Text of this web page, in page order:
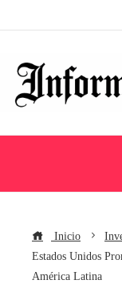
Inicio
Estados Unidos
América Latina